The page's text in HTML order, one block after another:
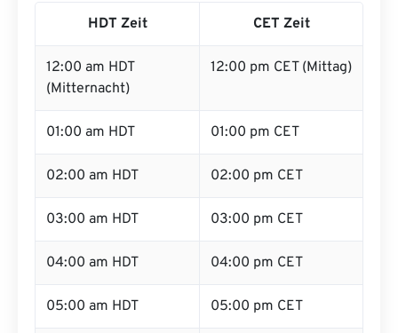
HDT Zeit CET Zeit
12:00 am HDT
(Mitternacht)
12:00 pm CET (Mittag)
01:00 am HDT 01:00 pm CET
02:00 am HDT 02:00 pm CET
03:00 am HDT 03:00 pm CET
04:00 am HDT 04:00 pm CET
05:00 am HDT 05:00 pm CET